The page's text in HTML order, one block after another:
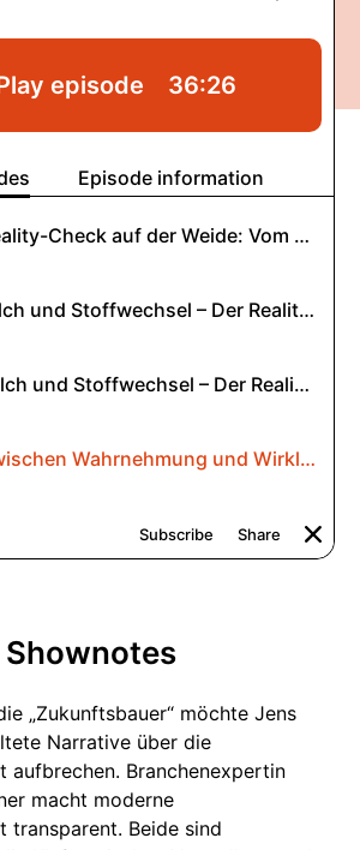
Shownotes
„Zukunftsbauer“ möchte Jens
Narrative über die
aufbrechen. Branchenexpertin
macht moderne
transparent. Beide sind